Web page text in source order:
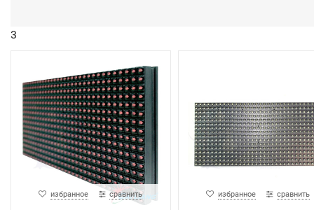
3
избранное сравнить избранное сравнить